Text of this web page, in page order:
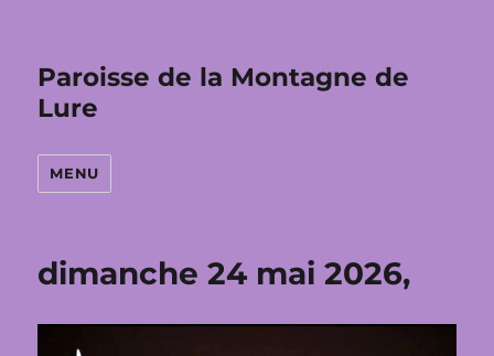
Paroisse de la Montagne de
Lure
MENU
dimanche 24 mai 2026,